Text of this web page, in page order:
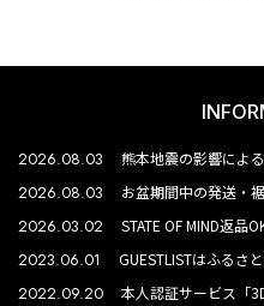
2026.08.03 熊本地震の影響によ
2026.08.03 お盆期間中の発送・
2026.03.02 STATE OF MIND返品
2023.06.01 GUESTLISTはふるさ
2022.09.20 本人認証サービス「